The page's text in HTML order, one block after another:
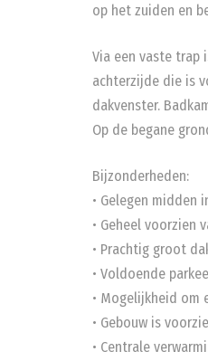
op het zuiden en
Via een vaste trap
achterzijde die is
dakvenster.
Op de begane
Bijzonderheden:
• Gelegen midden
• Geheel voorzien
• Prachtig groot
• Voldoende
• Mogelijkheid om
• Gebouw is
• Centrale